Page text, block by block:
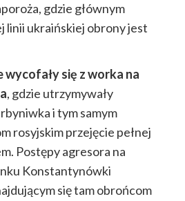
gdzie głównym
linii ukraińskiej obrony jest
się z worka na
, gdzie utrzymywały
i tym samym
rosyjskim przejęcie pełnej
Postępy agresora na
Konstantynówki
się tam obrońcom